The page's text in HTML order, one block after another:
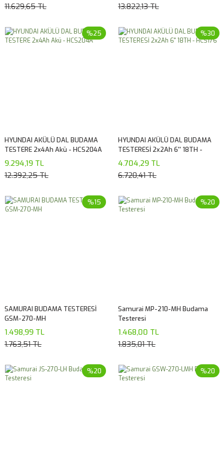
11.629,65 TL
13.822,13 TL
%25
HYUNDAI AKÜLÜ DAL BUDAMA
TESTERE 2x4Ah Akü - HCS204A
9.294,19 TL
12.392,25 TL
%30
HYUNDAI AKÜLÜ DAL BUDAMA
TESTERESİ 2x2Ah 6'' 18TH -
HCS176
4.704,29 TL
6.720,41 TL
%15
SAMURAI BUDAMA TESTERESİ
GSM-270-MH
1.498,99 TL
1.763,51 TL
%20
Samurai MP-210-MH Budama
Testeresi
1.468,00 TL
1.835,01 TL
%20 %20